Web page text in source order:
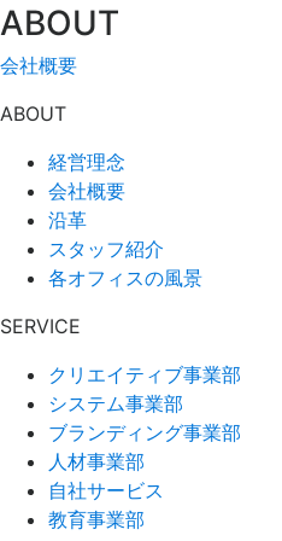
ABOUT
会社概要
ABOUT
経営理念
会社概要
沿革
スタッフ紹介
各オフィスの風景
SERVICE
クリエイティブ事業部
システム事業部
ブランディング事業部
人材事業部
自社サービス
教育事業部